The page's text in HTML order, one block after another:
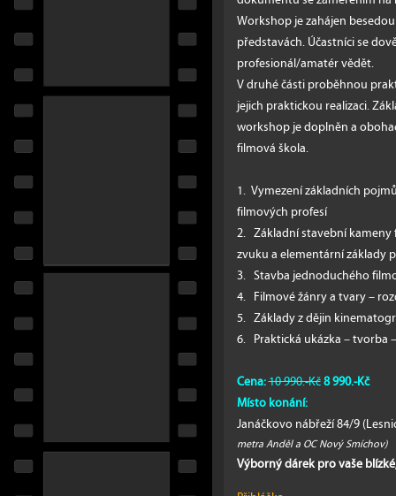
Workshop je zahájen
představách. Účastníci se
profesionál/amatér vědět.
V druhé části proběhnou
jejich praktickou realizaci.
workshop je doplněn a
filmová škola.
1. Vymezení základních
filmových profesí
2. Základní stavební kameny
zvuku a elementární základy
3. Stavba jednoduchého
4. Filmové žánry a tvary –
5. Základy z dějin
6. Praktická ukázka – tvorba
Cena:10 990.-Kč8 990.-Kč
Místo konání:
Janáčkovo nábřeží 84/9
metra Anděl a OC Nový Smíchov)
Výborný dárek pro vaše